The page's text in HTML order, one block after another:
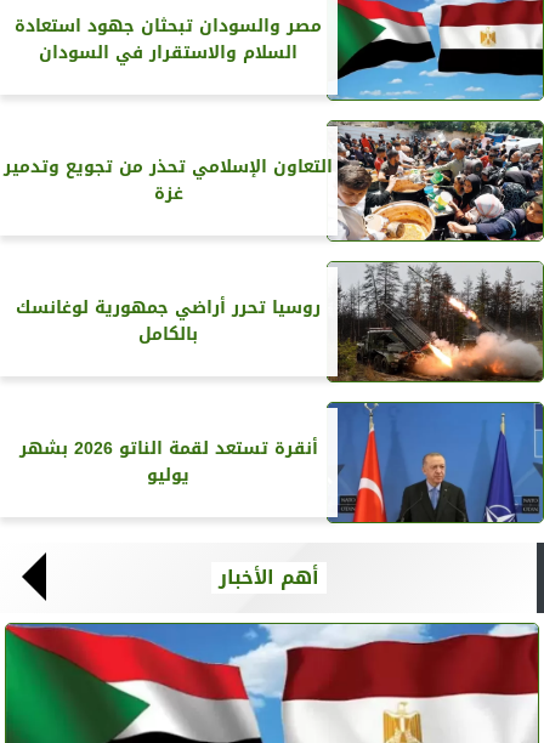
مصر والسودان تبحثان جهود استعادة
السلام والاستقرار في السودان
التعاون الإسلامي تحذر من تجويع وتدمير
غزة
روسيا تحرر أراضي جمهورية لوغانسك
بالكامل
أنقرة تستعد لقمة الناتو 2026 بشهر
يوليو
أهم الأخبار